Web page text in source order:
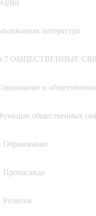
литература
7 ОБЩЕСТВЕННЫЕ
и
общественных
Образование
Пропаганда
Религия